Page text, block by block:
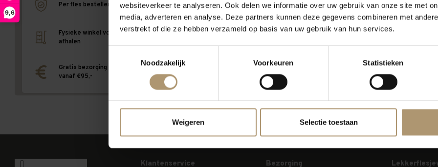
9,6
websiteverkeer te analyseren. Ook delen we informatie over uw gebruik van onze site met
media, adverteren en analyse. Deze partners kunnen deze gegevens combineren met
verstrekt of die ze hebben verzameld op basis van uw gebruik van hun services.
Noodzakelijk
Voorkeuren Statistieken
Weigeren Selectie toestaan
Per fles bestellen
Fysieke winkel voor
afhalen
Gratis bezorging
vanaf €95,-
Geen producten gevonden!...
Klantenservice Bezorging